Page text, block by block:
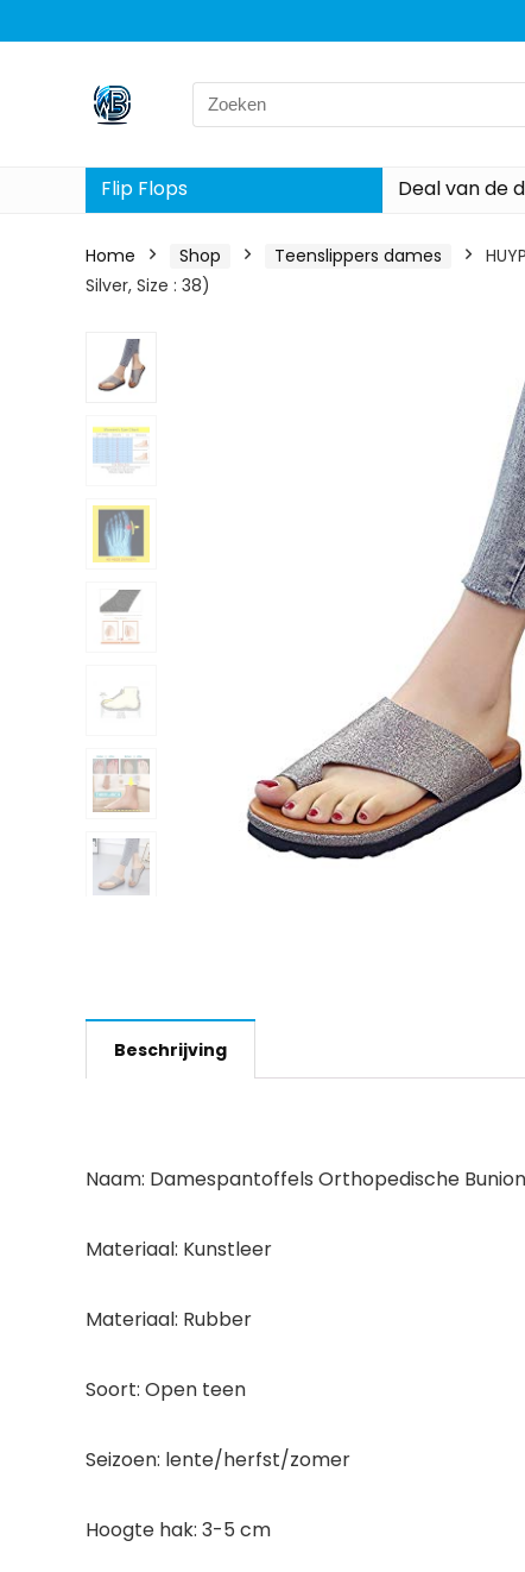
Search
for:
Flip Flops Deal van de
Home Shop Teenslippers dames
Silver, Size : 38)
Beschrijving
Naam: Damespantoffels Orthopedische
Materiaal: Kunstleer
Materiaal: Rubber
Soort: Open teen
Seizoen: lente/herfst/zomer
Hoogte hak: 3-5 cm